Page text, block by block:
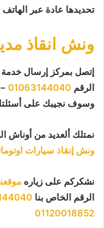
تحديدها عادة عبر
ونش انقاذ
إتصل بمركز إرسال خدمة
الرقم 01063144040
–
وسوف نجيبك على
نمتلك ألعديد من أوناش
ونش إنقاذ سيارات
نشكركم على زياره
الرقم الخاص بنا
01120018852